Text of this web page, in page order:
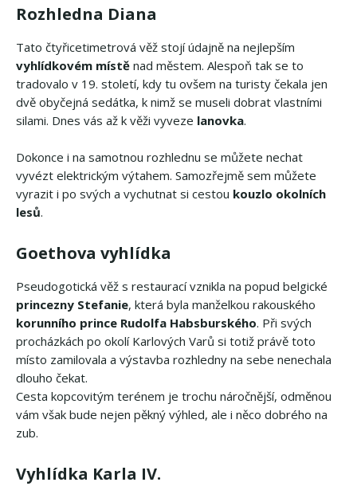
Rozhledna Diana
Tato čtyřicetimetrová věž stojí údajně na nejlepším
vyhlídkovém místě nad městem. Alespoň tak se to
tradovalo v 19. století, kdy tu ovšem na turisty čekala jen
dvě obyčejná sedátka, k nimž se museli dobrat vlastními
silami. Dnes vás až k věži vyveze lanovka.
Dokonce i na samotnou rozhlednu se můžete nechat
vyvézt elektrickým výtahem. Samozřejmě sem můžete
vyrazit i po svých a vychutnat si cestou kouzlo okolních
lesů.
Goethova vyhlídka
Pseudogotická věž s restaurací vznikla na popud belgické
princezny Stefanie, která byla manželkou rakouského
korunního prince Rudolfa Habsburského. Při svých
procházkách po okolí Karlových Varů si totiž právě toto
místo zamilovala a výstavba rozhledny na sebe nenechala
dlouho čekat.
Cesta kopcovitým terénem je trochu náročnější, odměnou
vám však bude nejen pěkný výhled, ale i něco dobrého na
zub.
Vyhlídka Karla IV.